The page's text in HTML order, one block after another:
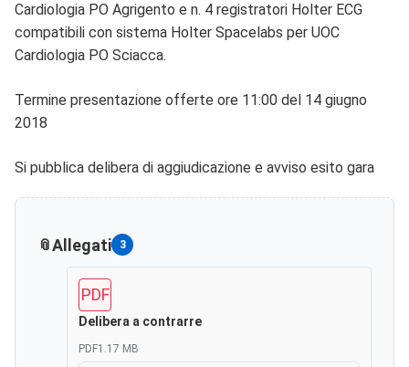
Cardiologia PO Agrigento e n. 4 registratori Holter ECG
compatibili con sistema Holter Spacelabs per UOC
Cardiologia PO Sciacca.
Termine presentazione offerte ore 11:00 del 14 giugno
2018
Si pubblica delibera di aggiudicazione e avviso esito gara
Allegati 3
PDF
Delibera a contrarre
PDF1.17 MB